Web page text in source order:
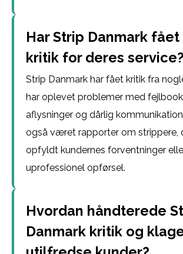
Har Strip Danmark
kritik for deres service?
Strip Danmark har fået kritik fra
har oplevet problemer med
aflysninger og dårlig
også været rapporter om strippere,
opfyldt kundernes forventninger
uprofessionel opførsel.
Hvordan håndterede
Danmark kritik og